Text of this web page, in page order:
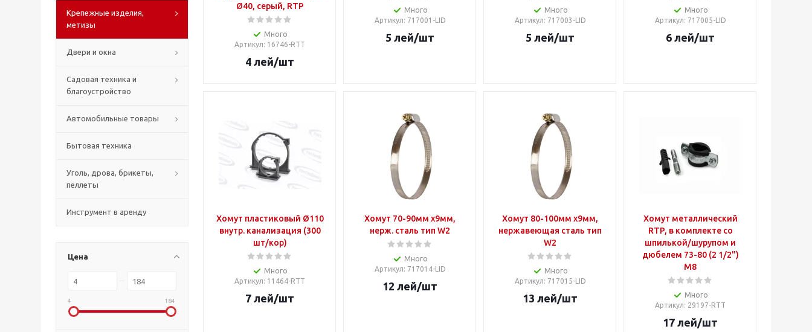
Крепежные изделия,
метизы
Двери и окна
Садовая техника и
благоустройство
Автомобильные товары
Бытовая техника
Уголь, дрова, брикеты,
пеллеты
Инструмент в аренду
Цена
4 184
Ø40, серый, RTP
Много
Артикул: 16746-RTT
4 лей/шт
Много
Артикул: 717001-LID
5 лей/шт
Много
Артикул: 717003-LID
5 лей/шт
Много
Артикул: 717005-LID
6 лей/шт
Хомут пластиковый Ø110
внутр. канализация (300
шт/кор)
Много
Артикул: 11464-RTT
7 лей/шт
Хомут 70-90мм х9мм,
нерж. сталь тип W2
Много
Артикул: 717014-LID
12 лей/шт
Хомут 80-100мм х9мм,
нержавеющая сталь тип
W2
Много
Артикул: 717015-LID
13 лей/шт
Хомут металлический
RTP, в комплекте со
шпилькой/шурупом и
дюбелем 73-80 (2 1/2")
M8
Много
Артикул: 29197-RTT
17 лей/шт